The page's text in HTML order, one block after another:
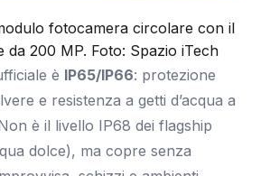
fotocamera circolare con il
da 200 MP. Foto: Spazio iTech
è IP65/IP66: protezione
e resistenza a getti d’acqua a
è il livello IP68 dei flagship
dolce), ma copre senza